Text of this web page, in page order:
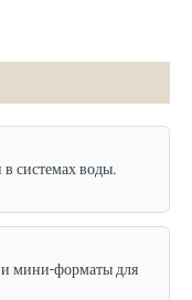
системах воды.
и мини-форматы для